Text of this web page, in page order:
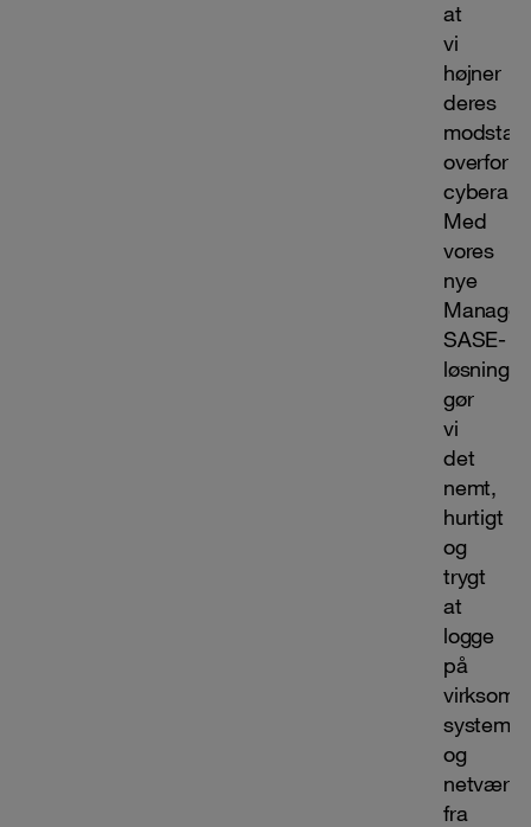
at
vi
højner
deres
overfor
Med
vores
nye
SASE-
løsning
gør
vi
det
nemt,
hurtigt
og
trygt
at
logge
på
systemer
og
netværk
fra